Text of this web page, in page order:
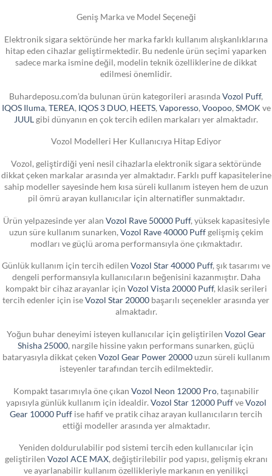
Geniş Marka ve Model Seçeneği
Elektronik sigara sektöründe her marka farklı kullanım alışkanlıklarına
hitap eden cihazlar geliştirmektedir. Bu nedenle ürün seçimi yaparken
sadece marka ismine değil, modelin teknik özelliklerine de dikkat
edilmesi önemlidir.
Buhardeposu.com’da bulunan ürün kategorileri arasındaVozol Puff,
IQOS Iluma, TEREA IQOS 3 DUO, HEETS, Vaporesso, Voopoo, SMOK ve
JUUL gibi dünyanın en çok tercih edilen markaları yer almaktadır.
Vozol Modelleri Her Kullanıcıya Hitap Ediyor
Vozol, geliştirdiği yeni nesil cihazlarla elektronik sigara sektöründe
dikkat çeken markalar arasında yer almaktadır. Farklı puff kapasitelerine
sahip modeller sayesinde hem kısa süreli kullanım isteyen hem de uzun
pil ömrü arayan kullanıcılar için alternatifler sunmaktadır.
Ürün yelpazesinde yer alan Vozol Rave 50000 Puff, yüksek kapasitesiyle
uzun süre kullanım sunarken, Vozol Rave 40000 Puffgelişmiş çekim
modları ve güçlü aroma performansıyla öne çıkmaktadır.
Günlük kullanım için tercih edilen Vozol Star 40000 Puff, şık tasarımı ve
dengeli performansıyla kullanıcıların beğenisini kazanmıştır. Daha
kompakt bir cihaz arayanlar için Vozol Vista 20000 Puff, klasik serileri
tercih edenler için iseVozol Star 20000 başarılı seçenekler arasında yer
almaktadır.
Yoğun buhar deneyimi isteyen kullanıcılar için geliştirilen Vozol Gear
Shisha 25000 , nargile hissine yakın performans sunarken, güçlü
bataryasıyla dikkat çeken Vozol Gear Power 20000uzun süreli kullanım
isteyenler tarafından tercih edilmektedir.
Kompakt tasarımıyla öne çıkan Vozol Neon 12000 Pro, taşınabilir
yapısıyla günlük kullanım için idealdir. Vozol Star 12000 PuffveVozol
Gear 10000 Puff ise hafif ve pratik cihaz arayan kullanıcıların tercih
ettiği modeller arasında yer almaktadır.
Yeniden doldurulabilir pod sistemi tercih eden kullanıcılar için
geliştirilen Vozol ACE MAX, değiştirilebilir pod yapısı, gelişmiş ekranı
ve ayarlanabilir kullanım özellikleriyle markanın en yenilikçi